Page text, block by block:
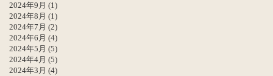
2024年9月 (1)
2024年8月 (1)
2024年7月 (2)
2024年6月 (4)
2024年5月 (5)
2024年4月 (5)
2024年3月 (4)